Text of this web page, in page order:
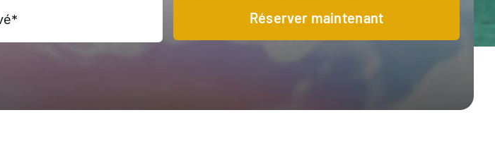
Réserver maintenant